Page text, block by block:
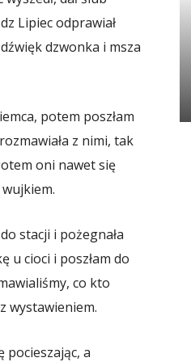
Lipiec odprawiał
dzwonka i msza
potem poszłam
z nimi, tak
oni nawet się
stacji i pożegnała
u cioci i poszłam do
co kto
wystawieniem.
pocieszając, a